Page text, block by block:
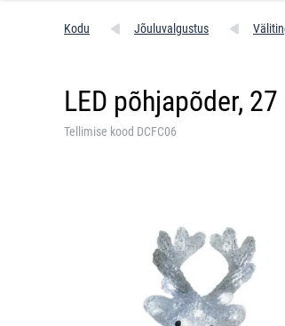
Kodu Jõuluvalgustus
LED põhjapõder,
Tellimise kood DCFC06